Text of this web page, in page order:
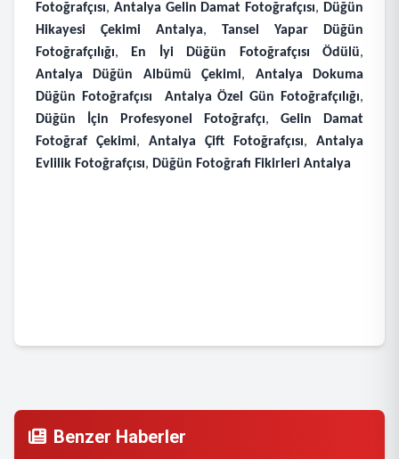
Fotoğrafçısı, Antalya Gelin Damat Fotoğrafçısı, Düğün
Hikayesi Çekimi Antalya, Tansel Yapar Düğün
Fotoğrafçılığı, En İyi Düğün Fotoğrafçısı Ödülü,
Antalya Düğün Albümü Çekimi, Antalya Dokuma
Düğün Fotoğrafçısı
Antalya Özel Gün Fotoğrafçılığı,
Düğün İçin Profesyonel Fotoğrafçı, Gelin Damat
Fotoğraf Çekimi, Antalya Çift Fotoğrafçısı, Antalya
Evlilik Fotoğrafçısı, Düğün Fotoğrafı Fikirleri Antalya
Benzer Haberler